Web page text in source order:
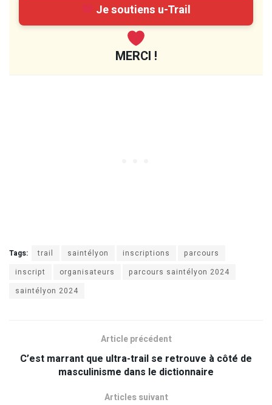
Je soutiens u-Trail
MERCI !
Tags: trail saintélyon inscriptions
parcours
inscript
organisateurs
parcours saintélyon 2024
saintélyon 2024
Article précédent
C’est marrant que ultra-trail se retrouve à côté de
masculinisme dans le dictionnaire
Articles suivant